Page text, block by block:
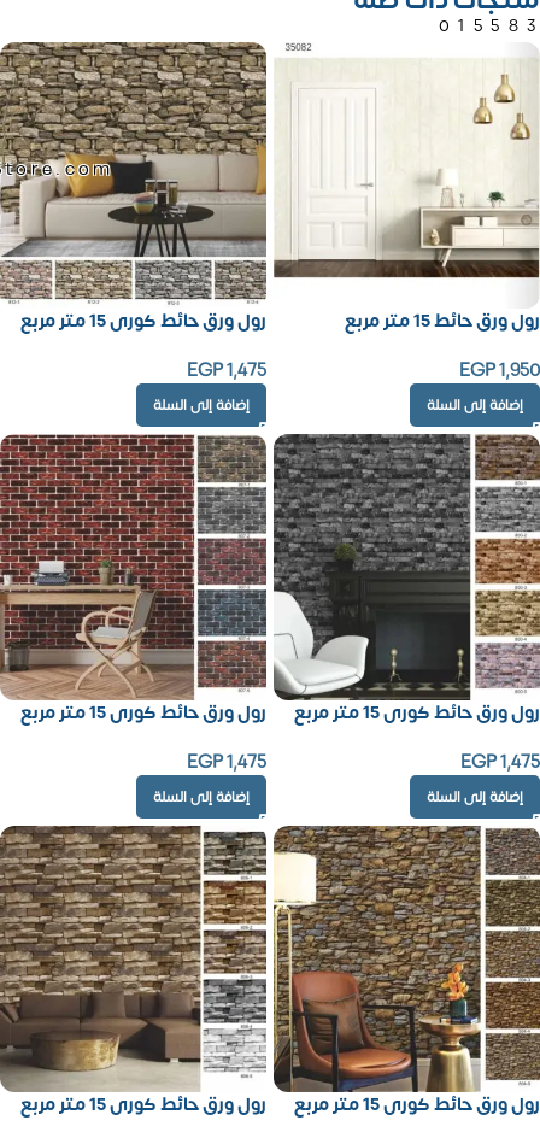
رول ورق حائط 15 متر مربع
EGP1,950
إضافة إلى السلة
رول ورق حائط كورى 15 متر مربع
EGP1,475
إضافة إلى السلة
رول ورق حائط كورى 15 متر مربع
EGP1,475
إضافة إلى السلة
رول ورق حائط كورى 15 متر مربع
EGP1,475
إضافة إلى السلة
رول ورق حائط كورى 15 متر مربع
رول ورق حائط كورى 15 متر مربع